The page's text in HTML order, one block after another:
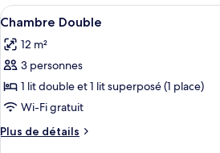
Afficher
toutes
les
photos
pour
ce
type
de
Un lit
5
Chambre Double
12 m²
3 personnes
1 lit double et 1 lit superposé (1 place)
Wi-Fi gratuit
Plus de détails
Plus